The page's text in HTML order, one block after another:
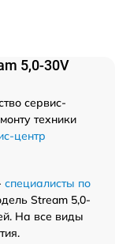
5,0-30V
сервис-
техники
центр
специалисты по
Stream 5,0-
На все виды